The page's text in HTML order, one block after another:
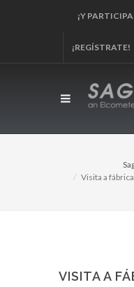
¡REGÍSTRATE!
Visita a
VISITA A